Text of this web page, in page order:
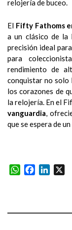
relojería de buceo.
El Fifty Fathoms
a un clásico de la
precisión ideal
para
rendimiento de
conquistar no solo
los corazones de
la relojería. En el
vanguardia,
que se espera de
WhatsApp
Facebook